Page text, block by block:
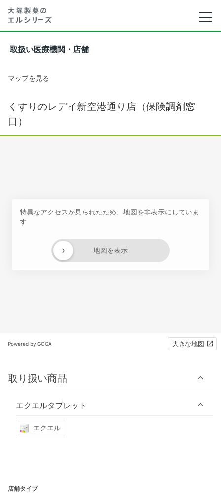
取扱い医療機関・店舗
マップを見る
くすりのレデイ新空港通り店（保険調剤窓
口）
特異なアクセスが見られたため、地図を非表示にしていま
す
地図を表示
›
Powered by GOGA 大きな地図
取り扱い商品
エクエルタブレット
エクエル
店舗タイプ